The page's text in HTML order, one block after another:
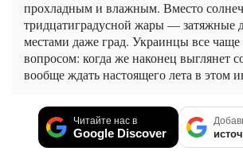
прохладным и влажным. Вместо
тридцатиградусной жары — затяжные
местами даже град. Украинцы все чаще
вопросом: когда же наконец выглянет
вообще ждать настоящего лета в этом
Читайте нас в
Google Discover